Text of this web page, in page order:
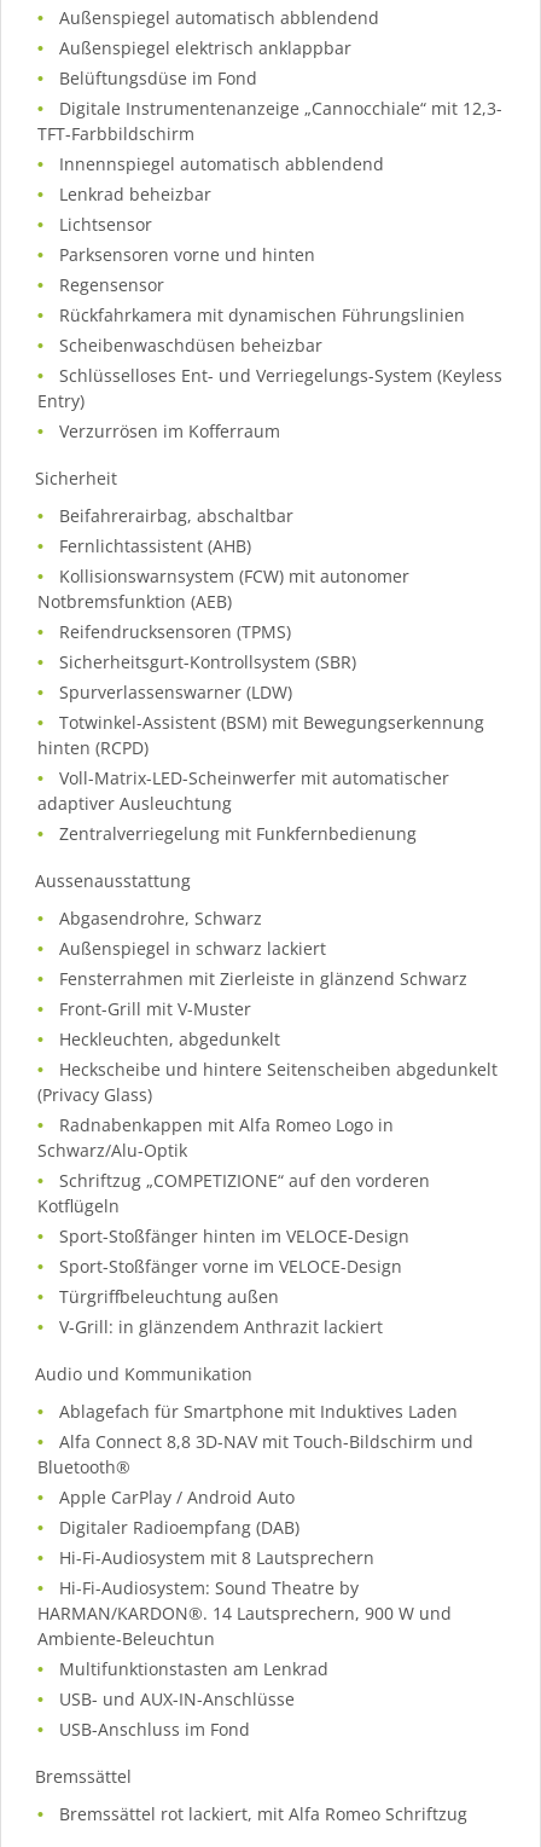
Außenspiegel automatisch abblendend
Außenspiegel elektrisch anklappbar
Belüftungsdüse im Fond
Digitale Instrumentenanzeige „Cannocchiale“ mit 12,3-
TFT-Farbbildschirm
Innennspiegel automatisch abblendend
Lenkrad beheizbar
Lichtsensor
Parksensoren vorne und hinten
Regensensor
Rückfahrkamera mit dynamischen Führungslinien
Scheibenwaschdüsen beheizbar
Schlüsselloses Ent- und Verriegelungs-System (Keyless
Entry)
Verzurrösen im Kofferraum
Sicherheit
Beifahrerairbag, abschaltbar
Fernlichtassistent (AHB)
Kollisionswarnsystem (FCW) mit autonomer
Notbremsfunktion (AEB)
Reifendrucksensoren (TPMS)
Sicherheitsgurt-Kontrollsystem (SBR)
Spurverlassenswarner (LDW)
Totwinkel-Assistent (BSM) mit Bewegungserkennung
hinten (RCPD)
Voll-Matrix-LED-Scheinwerfer mit automatischer
adaptiver Ausleuchtung
Zentralverriegelung mit Funkfernbedienung
Aussenausstattung
Abgasendrohre, Schwarz
Außenspiegel in schwarz lackiert
Fensterrahmen mit Zierleiste in glänzend Schwarz
Front-Grill mit V-Muster
Heckleuchten, abgedunkelt
Heckscheibe und hintere Seitenscheiben abgedunkelt
(Privacy Glass)
Radnabenkappen mit Alfa Romeo Logo in
Schwarz/Alu-Optik
Schriftzug „COMPETIZIONE“ auf den vorderen
Kotflügeln
Sport-Stoßfänger hinten im VELOCE-Design
Sport-Stoßfänger vorne im VELOCE-Design
Türgriffbeleuchtung außen
V-Grill: in glänzendem Anthrazit lackiert
Audio und Kommunikation
Ablagefach für Smartphone mit Induktives Laden
Alfa Connect 8,8 3D-NAV mit Touch-Bildschirm und
Bluetooth®
Apple CarPlay / Android Auto
Digitaler Radioempfang (DAB)
Hi-Fi-Audiosystem mit 8 Lautsprechern
Hi-Fi-Audiosystem: Sound Theatre by
HARMAN/KARDON®. 14 Lautsprechern, 900 W und
Ambiente-Beleuchtun
Multifunktionstasten am Lenkrad
USB- und AUX-IN-Anschlüsse
USB-Anschluss im Fond
Bremssättel
Bremssättel rot lackiert, mit Alfa Romeo Schriftzug